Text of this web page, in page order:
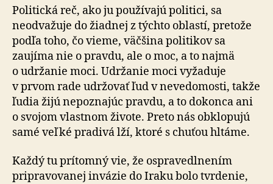
Politická reč, ako ju používajú politici, sa
neodvažuje do žiadnej z týchto oblastí, pretože
podľa toho, čo vieme, väčšina politikov sa
zaujíma nie o pravdu, ale o moc, a to najmä
o udržanie moci. Udržanie moci vyžaduje
v prvom rade udržovať ľud v ne­ve­do­mosti, takže
ľudia žijú nepoznajúc pravdu, a to dokonca ani
o svojom vlastnom živote. Preto nás obklopujú
samé veľké pradivá lží, ktoré s chuťou hltáme.
Každý tu prítomný vie, že ospravedlnením
pripravovanej invázie do Iraku bolo tvrdenie,